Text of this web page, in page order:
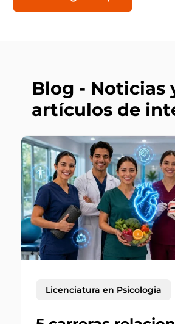
Blog - Noticias
artículos de
Licenciatura en Psicologia